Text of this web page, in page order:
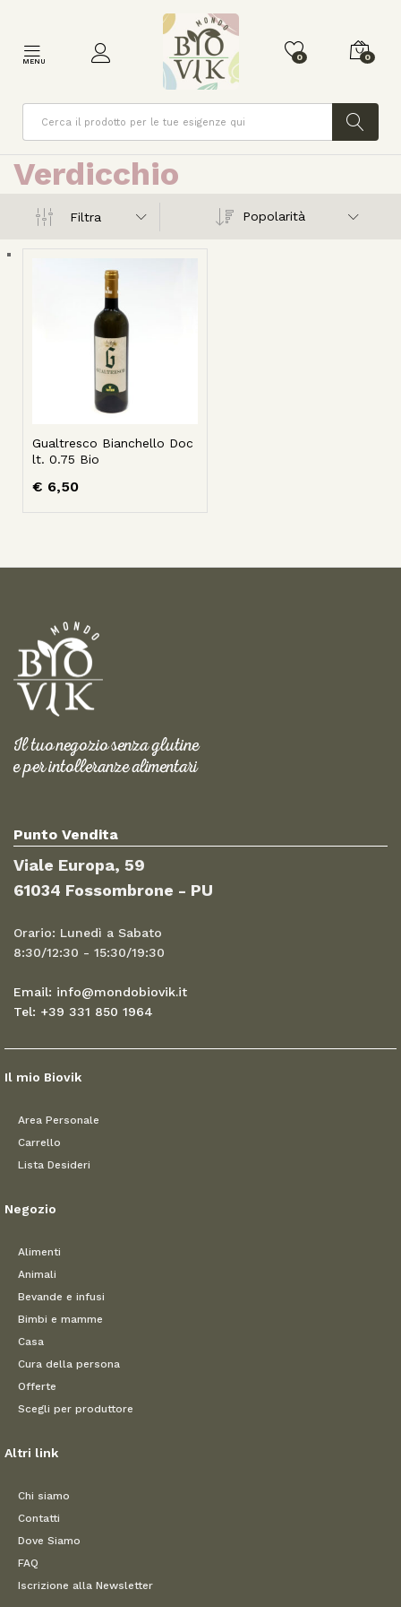
MENU 0 0
Cerca
Verdicchio
Filtra Popolarità
Gualtresco Bianchello Doc
lt. 0.75 Bio
€ 6,50
Il tuo negozio senza glutine
e per intolleranze alimentari
Punto Vendita
Viale Europa, 59
61034 Fossombrone - PU
Orario: Lunedì a Sabato
8:30/12:30 - 15:30/19:30
Email: info@mondobiovik.it
Tel: +39 331 850 1964
Il mio Biovik
Area Personale
Carrello
Lista Desideri
Negozio
Alimenti
Animali
Bevande e infusi
Bimbi e mamme
Casa
Cura della persona
Offerte
Scegli per produttore
Altri link
Chi siamo
Contatti
Dove Siamo
FAQ
Iscrizione alla Newsletter